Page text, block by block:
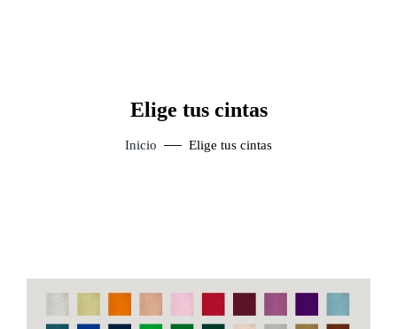
Elige tus cintas
Inicio Elige tus cintas